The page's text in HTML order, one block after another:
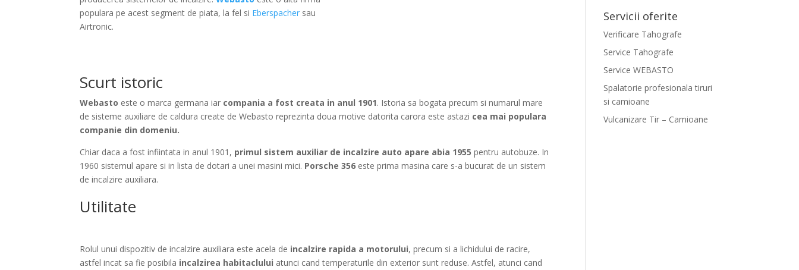
populara pe acest segment de piata, la fel si Eberspacher sau
Airtronic.
Scurt istoric
Webasto este o marca germana iar compania a fost creata in anul 1901. Istoria sa bogata precum si numarul mare
de sisteme auxiliare de caldura create de Webasto reprezinta doua motive datorita carora este astazi cea mai populara
companie din domeniu.
Chiar daca a fost infiintata in anul 1901, primul sistem auxiliar de incalzire auto apare abia 1955 pentru autobuze. In
1960 sistemul apare si in lista de dotari a unei masini mici. Porsche 356 este prima masina care s-a bucurat de un sistem
de incalzire auxiliara.
Utilitate
Rolul unui dispozitiv de incalzire auxiliara este acela de incalzire rapida a motorului, precum si a lichidului de racire,
astfel incat sa fie posibila incalzirea habitaclului atunci cand temperaturile din exterior sunt reduse. Astfel, atunci cand
Servicii oferite
Verificare Tahografe
Service Tahografe
Service WEBASTO
Spalatorie profesionala tiruri
si camioane
Vulcanizare Tir – Camioane